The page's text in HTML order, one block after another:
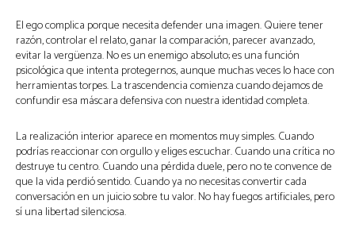
El ego complica porque necesita defender una imagen. Quiere tener
razón, controlar el relato, ganar la comparación, parecer avanzado,
evitar la vergüenza. No es un enemigo absoluto; es una función
psicológica que intenta protegernos, aunque muchas veces lo hace con
herramientas torpes. La trascendencia comienza cuando dejamos de
confundir esa máscara defensiva con nuestra identidad completa.
La realización interior aparece en momentos muy simples. Cuando
podrías reaccionar con orgullo y eliges escuchar. Cuando una crítica no
destruye tu centro. Cuando una pérdida duele, pero no te convence de
que la vida perdió sentido. Cuando ya no necesitas convertir cada
conversación en un juicio sobre tu valor. No hay fuegos artificiales, pero
sí una libertad silenciosa.